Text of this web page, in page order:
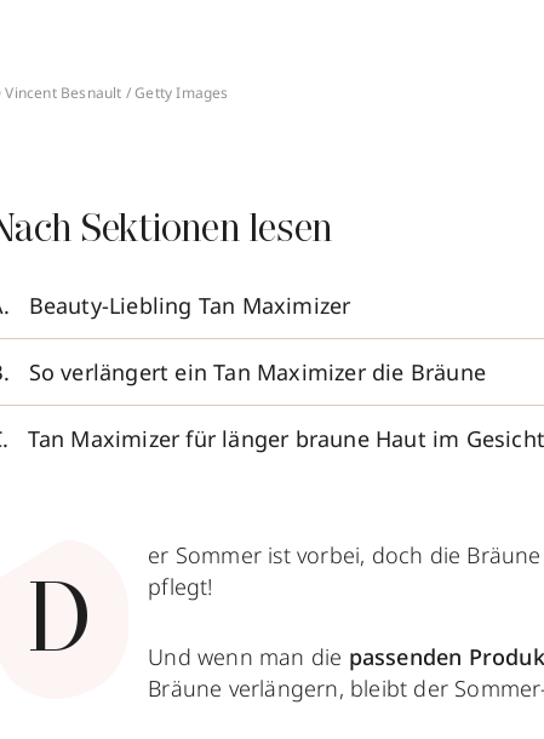
Besnault / Getty Images
Sektionen lesen
Beauty-Liebling Tan Maximizer
So verlängert ein Tan Maximizer die Bräune
Tan Maximizer für länger braune Haut im Gesicht
D
er Sommer ist vorbei, doch die
pflegt!
Und wenn man die passenden
Bräune verlängern, bleibt der